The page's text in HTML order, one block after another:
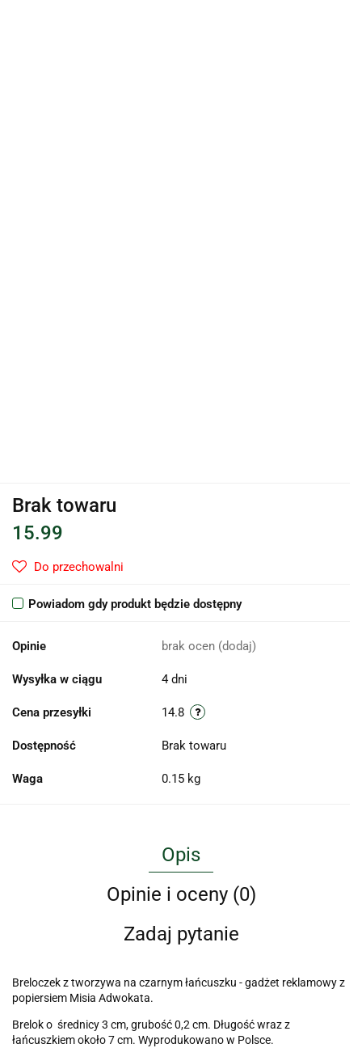
Brak towaru
15.99
Do przechowalni
Powiadom gdy produkt będzie dostępny
Opinie brak ocen (dodaj)
Wysyłka w ciągu 4 dni
Cena przesyłki 14.8
Dostępność Brak towaru
Waga 0.15 kg
Opis
Opinie i oceny (0)
Zadaj pytanie
Breloczek z tworzywa na czarnym łańcuszku - gadżet reklamowy z
popiersiem Misia Adwokata.
Brelok o średnicy 3 cm, grubość 0,2 cm. Długość wraz z
łańcuszkiem około 7 cm. Wyprodukowano w Polsce.